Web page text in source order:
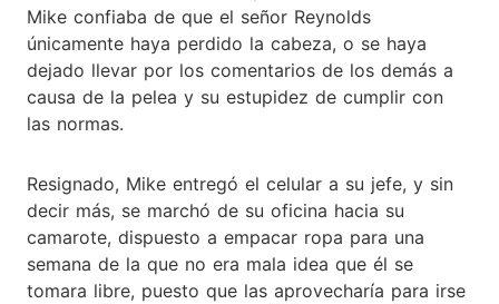
Mike confiaba de que el señor Reynolds
únicamente haya perdido la cabeza, o se haya
dejado llevar por los comentarios de los demás a
causa de la pelea y su estupidez de cumplir con
las normas.
Resignado, Mike entregó el celular a su jefe, y sin
decir más, se marchó de su oficina hacia su
camarote, dispuesto a empacar ropa para una
semana de la que no era mala idea que él se
tomara libre, puesto que las aprovecharía para irse